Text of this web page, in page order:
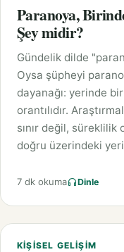
Paranoya,
Şey midir?
Gündelik dilde
Oysa şüpheyi
dayanağı: yerinde
orantılıdır.
sınır değil,
doğru üzerindeki
7 dk okuma Dinle
KIŞISEL GELIŞIM